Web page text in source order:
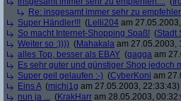
Re: insgesamt immer sehr zu
Super Händler!!! (Lelli204 am
So macht Internet-Shopping Spaß! (Stadt
Weiter so :)))) (Mahakala am 27.05.2003,
alles Top, besser als EBAY (gagga am
Es sehr guter und günstiger Shop jedoch
Super geil gelaufen :-) (CyberKoni am
Eins A(michi1g am 27.05.2003, 22:33:43)
nun ja ... (KrakHarr am 28.05.2003,